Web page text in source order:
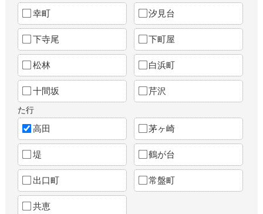
幸町 汐見台
下寺尾 下町屋
松林 白浜町
十間坂 芹沢
た行
高田 茅ヶ崎
堤 鶴が台
出口町 常盤町
共恵